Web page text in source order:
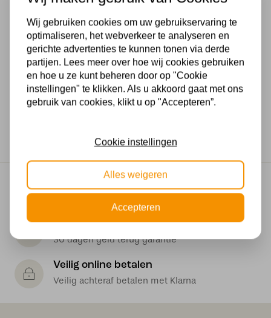
Wattage
Stijl-2
Makkelijk retourneren
30 dagen geld terug garantie
Veilig online betalen
Veilig achteraf betalen met Klarna
Wij gebruiken cookies om uw gebruikservaring te
optimaliseren, het webverkeer te analyseren en
gerichte advertenties te kunnen tonen via derde
partijen. Lees meer over hoe wij cookies gebruiken
en hoe u ze kunt beheren door op "Cookie
instellingen" te klikken. Als u akkoord gaat met ons
gebruik van cookies, klikt u op "Accepteren”.
Cookie instellingen
Alles weigeren
Accepteren